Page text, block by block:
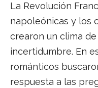
La Revolución
napoleónicas y los
crearon un clima
incertidumbre. En
románticos
respuesta a las